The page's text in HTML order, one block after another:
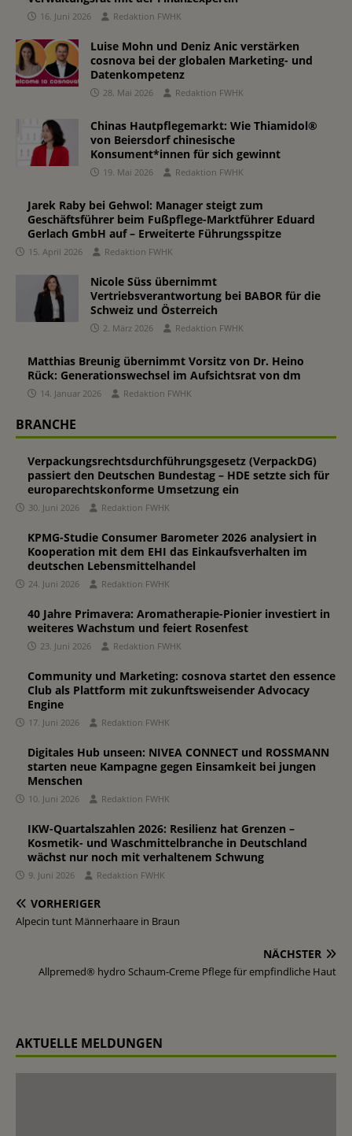
16. Juni 2026 Redaktion FWHK
Luise Mohn und Deniz Anic verstärken
cosnova bei der globalen Marketing- und
Datenkompetenz
28. Mai 2026 Redaktion FWHK
Chinas Hautpflegemarkt: Wie Thiamidol®
von Beiersdorf chinesische
Konsument*innen für sich gewinnt
19. Mai 2026 Redaktion FWHK
Jarek Raby bei Gehwol: Manager steigt zum
Geschäftsführer beim Fußpflege-Marktführer Eduard
Gerlach GmbH auf – Erweiterte Führungsspitze
15. April 2026 Redaktion FWHK
Nicole Süss übernimmt
Vertriebsverantwortung bei BABOR für die
Schweiz und Österreich
2. März 2026 Redaktion FWHK
Matthias Breunig übernimmt Vorsitz von Dr. Heino
Rück: Generationswechsel im Aufsichtsrat von dm
14. Januar 2026 Redaktion FWHK
BRANCHE
Verpackungsrechtsdurchführungsgesetz (VerpackDG)
passiert den Deutschen Bundestag – HDE setzte sich für
europarechtskonforme Umsetzung ein
30. Juni 2026 Redaktion FWHK
KPMG-Studie Consumer Barometer 2026 analysiert in
Kooperation mit dem EHI das Einkaufsverhalten im
deutschen Lebensmittelhandel
24. Juni 2026 Redaktion FWHK
40 Jahre Primavera: Aromatherapie-Pionier investiert in
weiteres Wachstum und feiert Rosenfest
23. Juni 2026 Redaktion FWHK
Community und Marketing: cosnova startet den essence
Club als Plattform mit zukunftsweisender Advocacy
Engine
17. Juni 2026 Redaktion FWHK
Digitales Hub unseen: NIVEA CONNECT und ROSSMANN
starten neue Kampagne gegen Einsamkeit bei jungen
Menschen
10. Juni 2026 Redaktion FWHK
IKW-Quartalszahlen 2026: Resilienz hat Grenzen –
Kosmetik- und Waschmittelbranche in Deutschland
wächst nur noch mit verhaltenem Schwung
9. Juni 2026 Redaktion FWHK
VORHERIGER
Alpecin tunt Männerhaare in Braun
NÄCHSTER
Allpremed® hydro Schaum-Creme Pflege für empfindliche Haut
AKTUELLE MELDUNGEN